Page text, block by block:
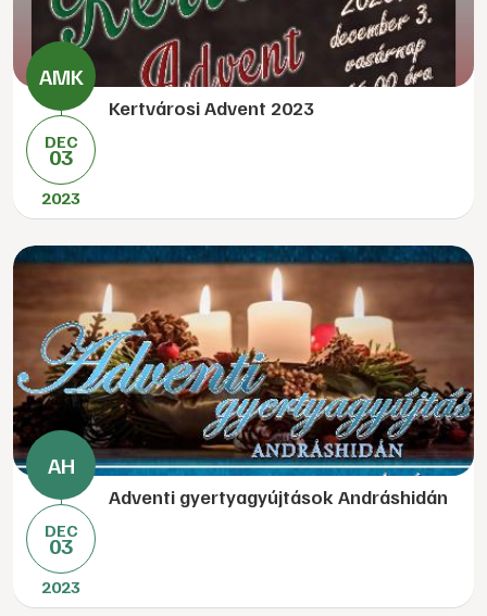
DEC
03
2023
Kertvárosi Advent 2023
DEC
03
2023
Adventi gyertyagyújtások Andráshidán